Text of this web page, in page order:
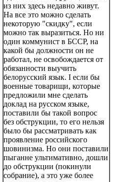
из них здесь недавно живут.
На все это можно сделать
некоторую "скидку", если
можно так выразиться. Но ни
один коммунист в БССР, на
какой бы должности он не
работал, не освобождается от
обязанности выучить
белорусский язык. I если бы
военные товарищи, которые
предложили мне сделать
доклад на русском языке,
поставили бы такой вопрос
без обструкции, то его нельзя
было бы рассматривать как
проявление российского
шовинизма. Но они поставили
пыганне ультимативно, дошли
до обструкции (покинули
собрание), а это уже более